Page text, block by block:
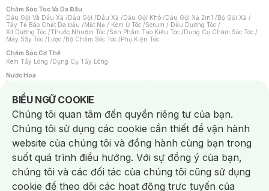
Chăm Sóc Tóc Và Da Đầu
Dầu Gội Và Dầu Xả /Dầu Gội /Dầu Xả /Dầu Gội Khô /Dầu Gội Xả 2in1 /Bộ Gội Xả /
Tẩy Tế Bào Chết Da Đầu /Mặt Nạ / Kem Ủ Tóc /Serum / Dầu Dưỡng Tóc /
Xịt Dưỡng Tóc /Thuốc Nhuộm Tóc /Sản Phẩm Tạo Kiểu Tóc /Dụng Cụ Chăm Sóc Tóc /
Máy Sấy Tóc /Lược /Bộ Chăm Sóc Tóc /Phụ Kiện Tóc
Chăm Sóc Cơ Thể
Kem Tẩy Lông /Dụng Cụ Tẩy Lông
Nước Hoa
Nước Hoa Nữ
Chăm Sóc Cá Nhân
Chống Muỗi /Khẩu Trang /Máy Massage/Mặt Nạ Xông Hơi /Nước Rửa Tay/
Sản Phẩm Chăm Sóc Khác /Bàn Chải Đánh Răng /Bàn Chải Điện/
Hỗ Trợ Trắng Răng/Kem Đánh Răng /Máy Tăm Nước/ Nước Súc Miệng/
Tăm / Chỉ Nha Khoa/ Xịt Thơm Miệng / Dung Dịch Vệ Sinh/Dưỡng Vùng Kín/
Khăn Ướt Vệ Sinh Vùng Kín/Băng Vệ Sinh/Tampon/Bọt Cạo Râu /Dao Cạo Râu/
Máy Cạo Râu
Vấn Đề Về Da
Da Dầu / Lỗ Chân Lông To/ Da Khô / Mất Nước/ Da Lão Hóa/ Da Mụn/
Da Nhạy Cảm / Kích Ứng
Da Xỉn Màu Thâm / Nám / Tàn Nhang
Quầng Thâm & Bọng Mắt /Sẹo /Viêm Da Cơ Địa
BIỂU NGỮ COOKIE
Notice about cookies usage
Chúng tôi quan tâm đến quyền riêng tư của bạn.
Chúng tôi sử dụng các cookie cần thiết để vận hành
website của chúng tôi và đồng hành cùng bạn trong
suốt quá trình điều hướng. Với sự đồng ý của bạn,
chúng tôi và các đối tác của chúng tôi cũng sử dụng
cookie để theo dõi các hoạt động trực tuyến của